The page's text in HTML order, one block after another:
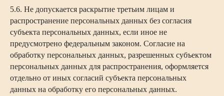
5.6. Не допускается раскрытие третьим лицам и
распространение персональных данных без согласия
субъекта персональных данных, если иное не
предусмотрено федеральным законом. Согласие на
обработку персональных данных, разрешенных субъектом
персональных данных для распространения, оформляется
отдельно от иных согласий субъекта персональных
данных на обработку его персональных данных.